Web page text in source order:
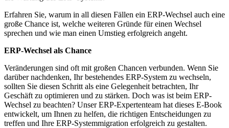
Erfahren Sie, warum in all diesen Fällen ein ERP-Wechsel auch eine
große Chance ist, welche weiteren Gründe für einen Wechsel
sprechen und wie man einen Umstieg erfolgreich angeht.
ERP-Wechsel als Chance
Veränderungen sind oft mit großen Chancen verbunden. Wenn Sie
darüber nachdenken, Ihr bestehendes ERP-System zu wechseln,
sollten Sie diesen Schritt als eine Gelegenheit betrachten, Ihr
Geschäft zu optimieren und zu stärken. Doch was ist beim ERP-
Wechsel zu beachten? Unser ERP-Expertenteam hat dieses E-Book
entwickelt, um Ihnen zu helfen, die richtigen Entscheidungen zu
treffen und Ihre ERP-Systemmigration erfolgreich zu gestalten.